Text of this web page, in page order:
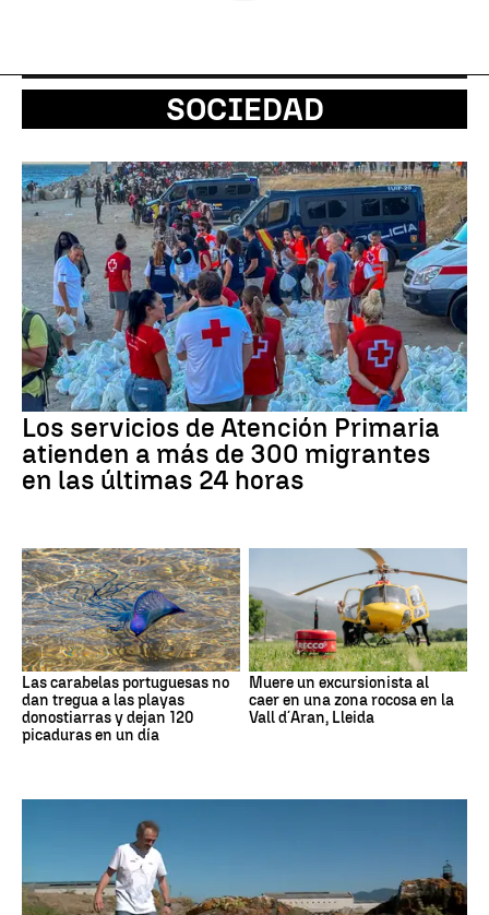
SOCIEDAD
Los servicios de Atención Primaria
atienden a más de 300 migrantes
en las últimas 24 horas
Las carabelas portuguesas no
dan tregua a las playas
donostiarras y dejan 120
picaduras en un día
Muere un excursionista al
caer en una zona rocosa en la
Vall d´Aran, Lleida